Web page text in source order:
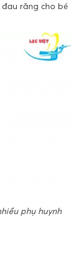
răng cho bé
phụ huynh